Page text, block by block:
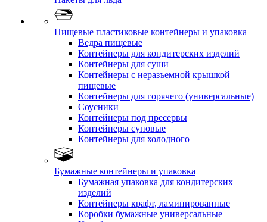
Пищевые пластиковые контейнеры и упаковка
Ведра пищевые
Контейнеры для кондитерских изделий
Контейнеры для суши
Контейнеры с неразъемной крышкой
пищевые
Контейнеры для горячего (универсальные)
Соусники
Контейнеры под пресервы
Контейнеры суповые
Контейнеры для холодного
Бумажные контейнеры и упаковка
Бумажная упаковка для кондитерских
изделий
Контейнеры крафт, ламинированные
Коробки бумажные универсальные